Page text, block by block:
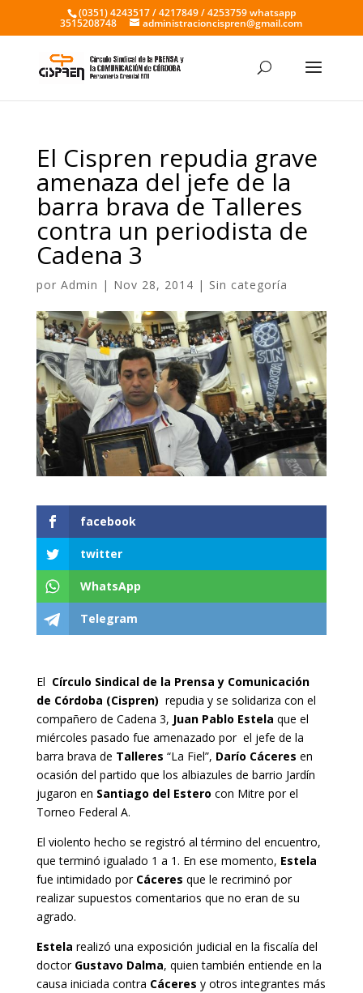
(0351) 4243517 / 4217849 / 4253759 whatsapp
3515208748 administracioncispren@gmail.com
El Cispren repudia grave
amenaza del jefe de la
barra brava de Talleres
contra un periodista de
Cadena 3
por Admin | Nov 28, 2014 | Sin categoría
facebook
twitter
WhatsApp
Telegram
El Círculo Sindical de la Prensa y Comunicación
de Córdoba (Cispren) repudia y se solidariza con el
compañero de Cadena 3, Juan Pablo Estela que el
miércoles pasado fue amenazado por el jefe de la
barra brava de Talleres “La Fiel”, Darío Cáceres en
ocasión del partido que los albiazules de barrio Jardín
jugaron en Santiago del Estero con Mitre por el
Torneo Federal A.
El violento hecho se registró al término del encuentro,
que terminó igualado 1 a 1. En ese momento, Estela
fue intimidado por Cáceres que le recriminó por
realizar supuestos comentarios que no eran de su
agrado.
Estela realizó una exposición judicial en la fiscalía del
doctorGustavo Dalma, quien también entiende en la
causa iniciada contra Cáceres y otros integrantes más